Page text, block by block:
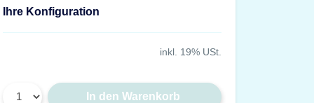
Ihre Konfiguration
inkl. 19% USt.
In den Warenkorb